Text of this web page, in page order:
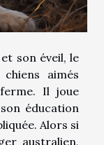
son éveil, le
aimés
Il joue
éducation
Alors si
australien,